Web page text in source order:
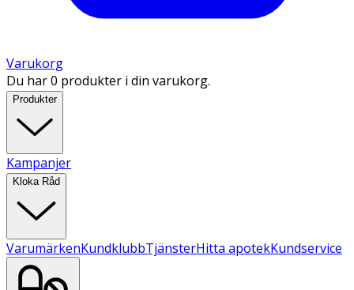
Varukorg
Du har 0 produkter i din varukorg.
Produkter
Kampanjer
Kloka Råd
VarumärkenKundklubbTjänsterHitta apotekKundservice